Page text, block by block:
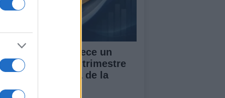
PIB de España crece un
en el segundo trimestre
2026, por encima de la